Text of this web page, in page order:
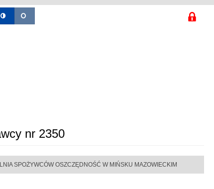
nr 2350
SPOŻYWCÓW OSZCZĘDNOŚĆ W MIŃSKU MAZOWIECKIM